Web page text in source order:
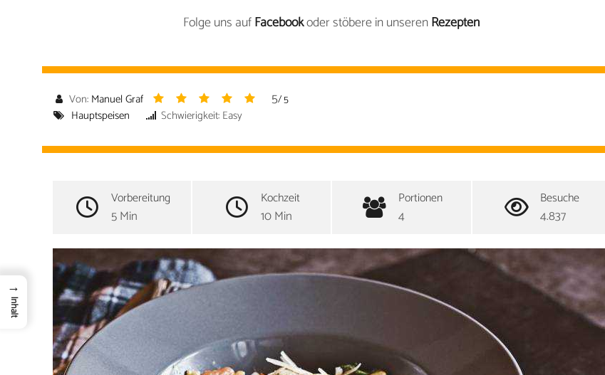
Folge uns aufFacebookoder stöbere in unserenRezepten
Von: Manuel Graf 5/ 5
Hauptspeisen Schwierigkeit: Easy
Vorbereitung
5 Min
Kochzeit
10 Min
Portionen
4
Besuche
4.837
→
Inhalt